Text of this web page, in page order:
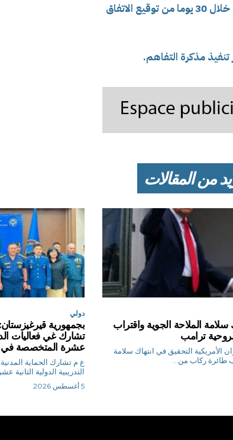
ويشمل الاتفاق سحب الولايات المتحدة الأمريكية قواتها من محيط إيران خلال 30 يوما من توقيع الاتفاق
مذكرة التفاهم.
من المقالات
سلامة الملاحة الجوية واقتراب
ترامب
التحقيق في انتهاك سلامة
طائرة ركاب من...
دولي
بجمهورية قيرغيزستان:
تشارك غي فعاليات
عشرة المتخصصة في
ع م تشارك الحماية
التدريبية الدولية الثانية
5 أغسطس 2026